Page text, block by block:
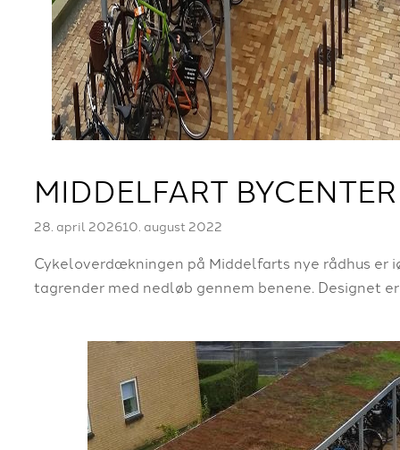
MIDDELFART BYCENTER
28. april 202610. august 2022
Cykeloverdækningen på Middelfarts nye rådhus
tagrender med nedløb gennem benene. Designet